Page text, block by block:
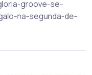
groove-se-
na-segunda-de-